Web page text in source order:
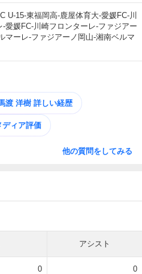
U-15-東福岡高-鹿屋体育大-愛媛FC-川
-愛媛FC-川崎フロンターレ-ファジアー
マーレ-ファジアーノ岡山-湘南ベルマ
渡 洋樹 詳しい経歴
ディア評価
他の質問をしてみる
アシスト
0 0